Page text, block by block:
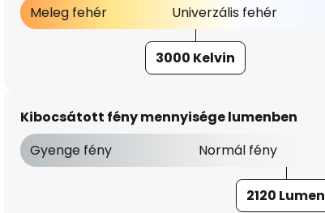
Meleg fehér
Univerzális fehér
3000 Kelvin
Kibocsátott fény mennyisége lumenben
Gyenge fény
Normál fény
2120 Lumen